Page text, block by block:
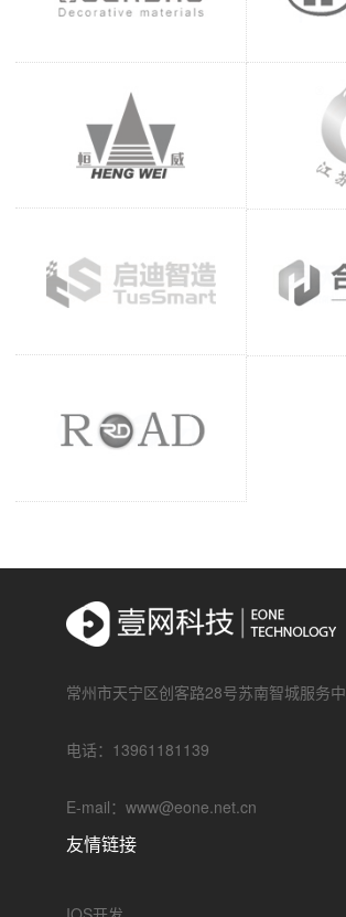
常州市天宁区创客路28号苏南智城服务
电话：13961181139
E-mail：www@eone.net.cn
友情链接